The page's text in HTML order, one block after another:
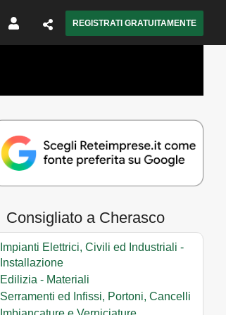
REGISTRATI GRATUITAMENTE
Consigliato a Cherasco
Impianti Elettrici, Civili ed Industriali -
Installazione
Edilizia - Materiali
Serramenti ed Infissi, Portoni, Cancelli